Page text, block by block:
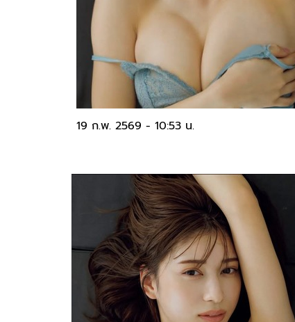
19 ก.พ. 2569 - 10:53 น.